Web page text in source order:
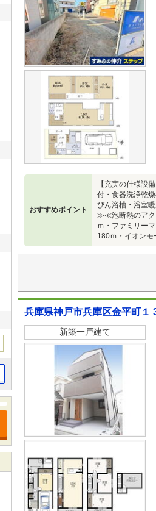
おすすめポイント
【充実の仕様設
付・食器洗浄乾
びん浴槽・浴室
≫≪泡断熱のアク
ｍ・ファミリー
180ｍ・イオンモ
兵庫県神戸市兵庫区金平町１
新築一戸建て